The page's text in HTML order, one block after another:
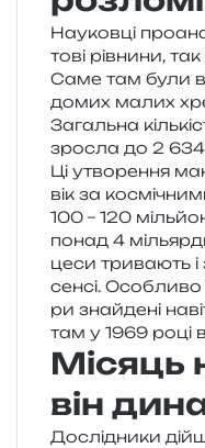
Науковці
то­ві рів­ни­ни,
Саме там були
до­мих малих
Загальна
зро­сла до 2
Ці утво­ре­н­ня
вік за
100 – 120
понад 4
це­си три­ва­ють і
сенсі. Особливо
ри зна­йде­ні
там у 1969 році
Місяць
він
Дослідники